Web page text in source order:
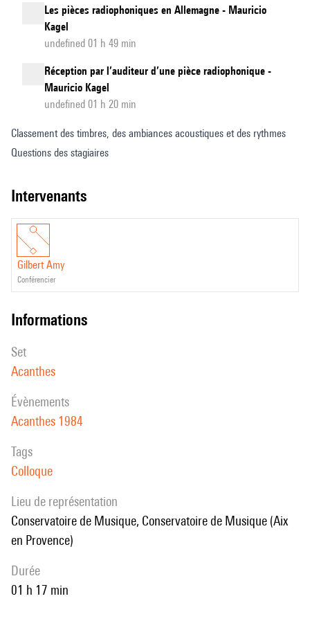
Les pièces radiophoniques en Allemagne - Mauricio
Kagel
undefined 01 h 49 min
Réception par l’auditeur d’une pièce radiophonique -
Mauricio Kagel
undefined 01 h 20 min
Classement des timbres, des ambiances acoustiques et des rythmes
Questions des stagiaires
intervenants
Gilbert Amy
conférencier
informations
set
Acanthes
évènements
Acanthes 1984
Tags
Colloque
Lieu de représentation
Conservatoire de Musique, Conservatoire de Musique (Aix
en Provence)
durée
01 h 17 min